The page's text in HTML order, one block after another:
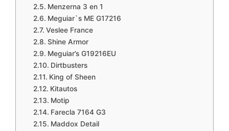
​Menzerna 3 en 1
​Meguiar`s ME G17216
​Veslee France
​Shine Armor
​Meguiar’s G19216EU
​Dirtbusters
​King of Sheen
​Kitautos
​Motip
​Farecla 7164 G3
​Maddox Detail